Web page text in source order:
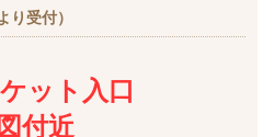
り受付）
ット入口
付近